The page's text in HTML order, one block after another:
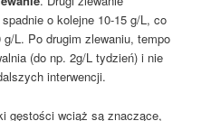
o kolejne 10-15 g/L, co
L. Po drugim zlewaniu, tempo
(do np. 2g/L tydzień) i nie
interwencji.
gęstości wciąż są znaczące,